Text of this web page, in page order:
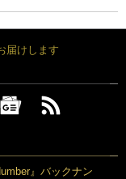
届けします
』バックナン